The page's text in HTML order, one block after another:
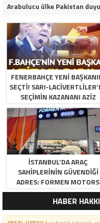
Arabulucu ülke Pakistan
FENERBAHÇE YENI
SEÇTI! SARI-
SEÇIMIN KAZANANI AZIZ
YILDIRIM OLDU
İSTANBUL’DA ARAÇ
SAHIPLERININ GÜVENDIĞI
ADRES: FORMEN MOTORS
HABER